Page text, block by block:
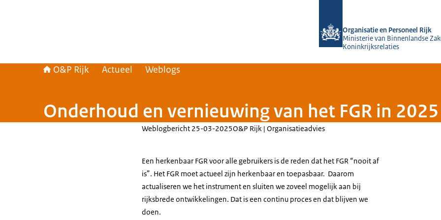
Organisatie en Personeel Rijk
Ministerie van Binnenlandse
Koninkrijksrelaties
O&P Rijk Actueel Weblogs
Onderhoud en vernieuwing van het FGR in 2025
Weblogbericht 25-03-2025O&P Rijk | Organisatieadvies
Een herkenbaar FGR voor alle gebruikers is de reden dat het FGR “nooit af
is”. Het FGR moet actueel zijn herkenbaar en toepasbaar. Daarom
actualiseren we het instrument en sluiten we zoveel mogelijk aan bij
rijksbrede ontwikkelingen. Dat is een continu proces en dat blijven we
doen.